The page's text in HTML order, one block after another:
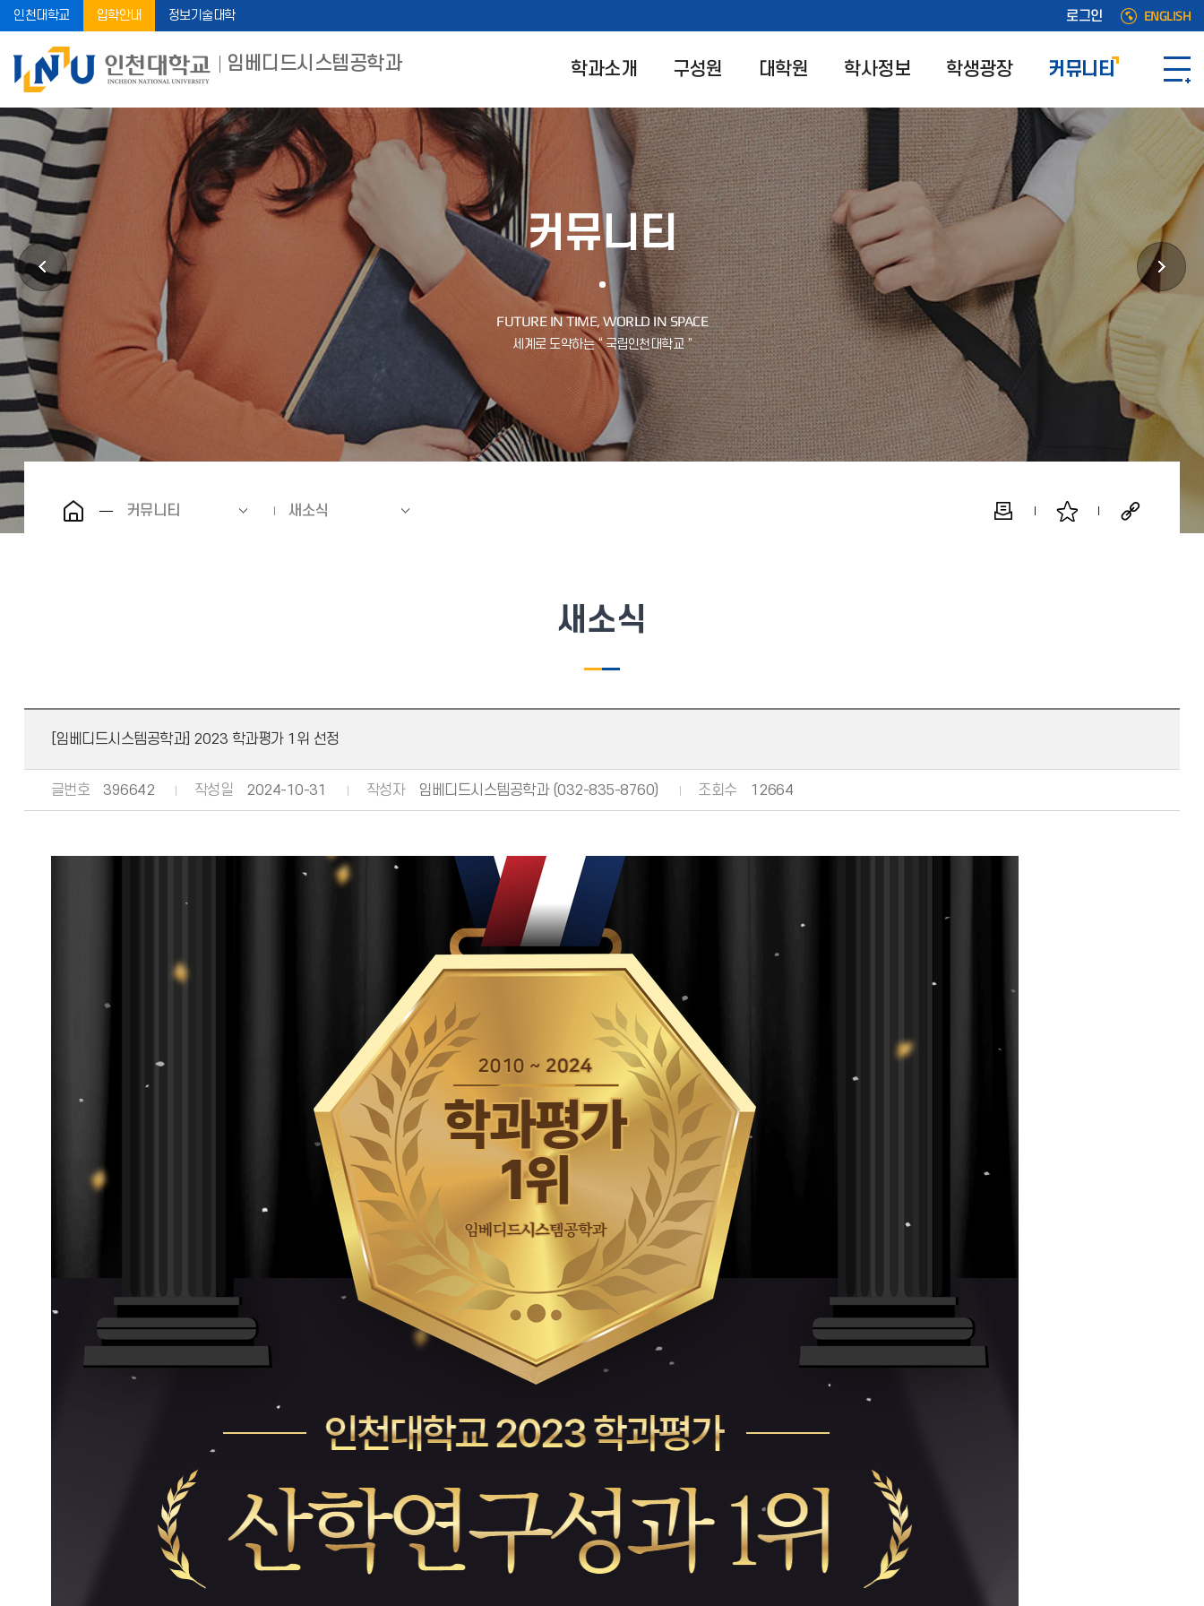
인천대학교 입학안내 정보기술대학 로그인 ENGLISH
임베디드시스템공학과 학과소개 구성원 대학원 학사정보 학생광장 커뮤니티
커뮤니티
커뮤니티 새소식
새소식
[임베디드시스템공학과] 2023 학과평가 1위 선정
글번호 396642 작성일 2024-10-31 작성자 임베디드시스템공학과 (032-835-8760) 조회수 12664